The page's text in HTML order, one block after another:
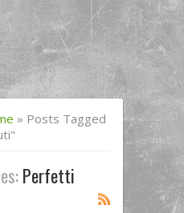
» Posts Tagged
Perfetti